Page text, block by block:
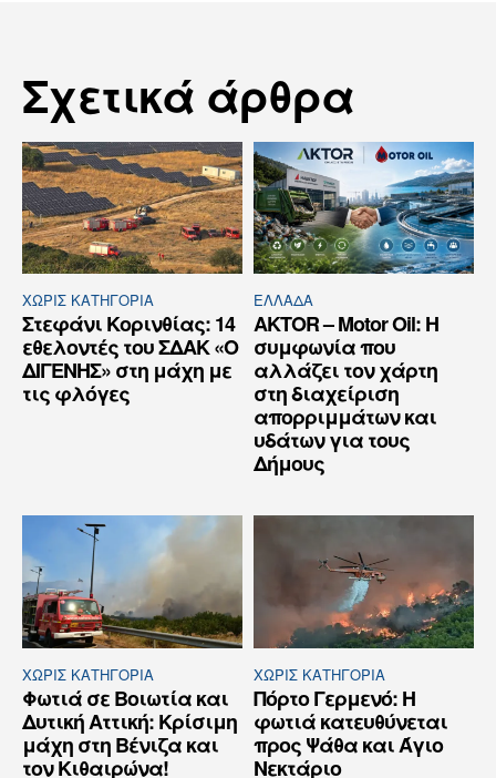
Σχετικά άρθρα
ΧΩΡΊΣ ΚΑΤΗΓΟΡΊΑ
Στεφάνι Κορινθίας: 14
εθελοντές του ΣΔΑΚ «Ο
ΔΙΓΕΝΗΣ» στη μάχη με
τις φλόγες
ΕΛΛΆΔΑ
AKTOR – Motor Oil: Η
συμφωνία που
αλλάζει τον χάρτη
στη διαχείριση
απορριμμάτων και
υδάτων για τους
Δήμους
ΧΩΡΊΣ ΚΑΤΗΓΟΡΊΑ
Φωτιά σε Βοιωτία και
Δυτική Αττική: Κρίσιμη
μάχη στη Βένιζα και
τον Κιθαιρώνα!
ΧΩΡΊΣ ΚΑΤΗΓΟΡΊΑ
Πόρτο Γερμενό: Η
φωτιά κατευθύνεται
προς Ψάθα και Άγιο
Νεκτάριο